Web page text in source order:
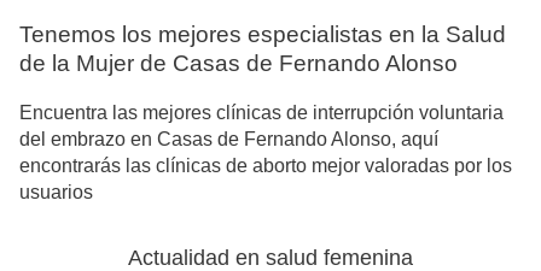
Tenemos los mejores especialistas en la Salud
de la Mujer de Casas de Fernando Alonso
Encuentra las mejores clínicas de interrupción voluntaria
del embrazo en Casas de Fernando Alonso, aquí
encontrarás las clínicas de aborto mejor valoradas por los
usuarios
Actualidad en salud femenina